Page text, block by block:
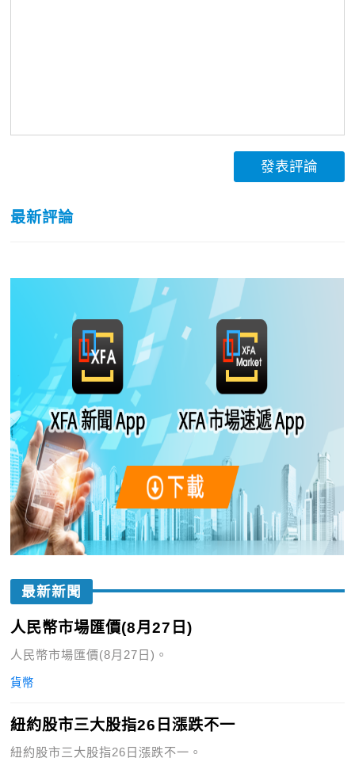
發表評論
最新評論
最新新聞
人民幣市場匯價(8月27日)
人民幣市場匯價(8月27日)。
貨幣
紐約股市三大股指26日漲跌不一
紐約股市三大股指26日漲跌不一。